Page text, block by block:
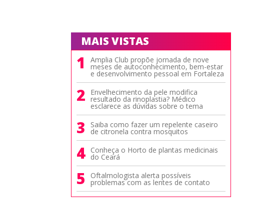
MAIS VISTAS
1 Amplia Club propõe jornada de nove
meses de autoconhecimento, bem-estar
e desenvolvimento pessoal em Fortaleza
2 Envelhecimento da pele modifica
resultado da rinoplastia? Médico
esclarece as dúvidas sobre o tema
3 Saiba como fazer um repelente caseiro
de citronela contra mosquitos
4 Conheça o Horto de plantas medicinais
do Ceará
5 Oftalmologista alerta possíveis
problemas com as lentes de contato